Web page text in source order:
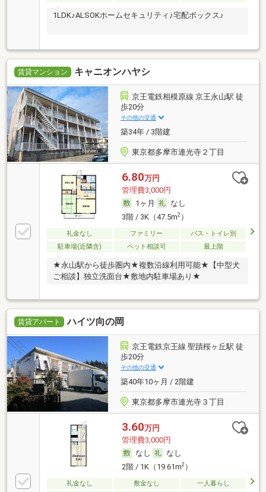
1LDK♪ALSOKホームセキュリティ♪宅配ボックス♪
賃貸マンション キャニオンハヤシ
京王電鉄相模原線 京王永山駅 徒
歩20分
その他の交通
築34年 / 3階建
東京都多摩市連光寺２丁目
6.80万円
管理費3,000円
1ヶ月
なし
3階 / 3K（47.5m2）
礼金なし ファミリー
バス・トイレ別
駐車場(近隣含)
ペット相談可 最上階
★永山駅から徒歩圏内★複数沿線利用可能★【中型犬
ご相談】独立洗面台★敷地内駐車場あり★
賃貸アパート ハイツ向の岡
京王電鉄京王線 聖蹟桜ヶ丘駅 徒
歩20分
その他の交通
築40年10ヶ月 / 2階建
東京都多摩市連光寺３丁目
3.60万円
管理費3,000円
なし
なし
2階 / 1K（19.61m2）
礼金なし 敷金なし
一人暮らし